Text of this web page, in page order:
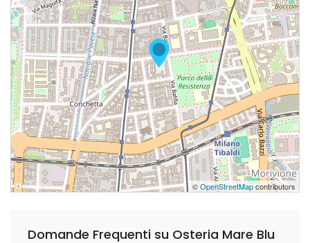
©OpenStreetMapcontributors
Domande Frequenti su Osteria Mare Blu